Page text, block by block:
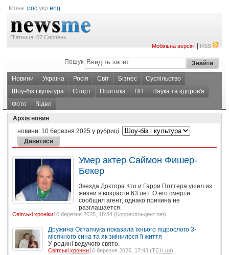
Мова: рос укр eng
П'ятниця, 07 Серпень
Мобільна версія|RSS
Пошук
Новини Україна Росія Світ Бізнес
Суспільство
Шоу-біз і культура
Спорт Політика ПП
Наука та здоров'я
Фото
Відео
Архів новин
новини: 10 березня 2025 у рубриці:
Умер актер Саймон Фишер-
Бекер
Звезда Доктора Кто и Гарри Поттера ушел из
жизни в возрасте 63 лет. О его смерти
сообщил агент, однако причина не
разглашается.
Світські хроніки10 березня 2025, 18:34 (Корреспондент.net)
Дружина Остапчука показала їхнього підрослого 3-
місячного сина та як змінилося її життя
У родині ведучого свято.
Світські хроніки10 березня 2025, 17:43 (ТСН.ua)